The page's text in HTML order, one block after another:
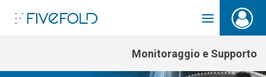
Monitoraggio e Supporto